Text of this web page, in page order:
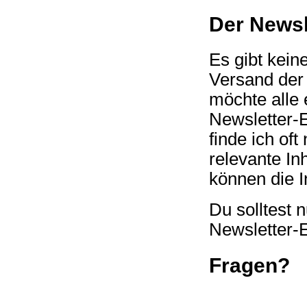
Der
Es gibt
Versand
möchte alle
Newsletter-
finde ich oft
relevante
können die
Du solltest
Newsletter-
Fragen?